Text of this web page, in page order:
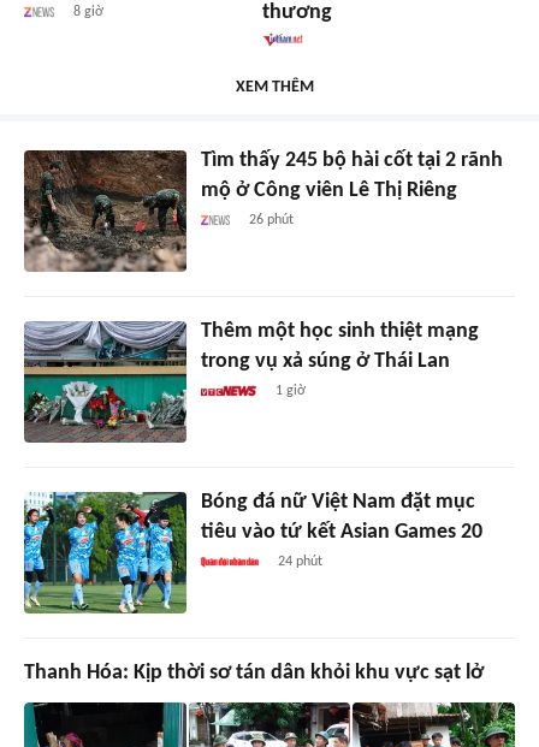
8 giờ
thương
XEM THÊM
Tìm thấy 245 bộ hài cốt tại 2 rãnh
mộ ở Công viên Lê Thị Riêng
26 phút
Thêm một học sinh thiệt mạng
trong vụ xả súng ở Thái Lan
1 giờ
Bóng đá nữ Việt Nam đặt mục
tiêu vào tứ kết Asian Games 20
24 phút
Thanh Hóa: Kịp thời sơ tán dân khỏi khu vực sạt lở